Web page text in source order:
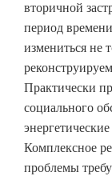
вторичной
период
измениться не
Практически
социального
Комплексное
проблемы